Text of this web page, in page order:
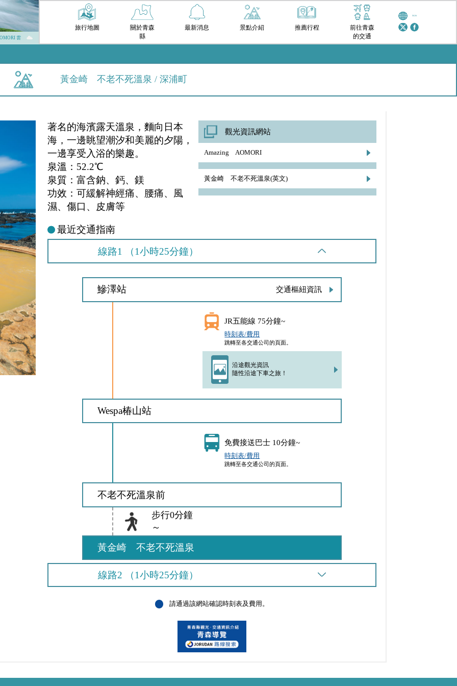
雲
旅行地圖
關於青森
縣
最新消息 景點介紹 推薦行程
前往青森
的交通
TCN
黃金崎 不老不死溫泉 / 深浦町
著名的海濱露天溫泉，麵向日本
海，一邊眺望潮汐和美麗的夕陽，
一邊享受入浴的樂趣。
泉溫：52.2℃
泉質：富含鈉、鈣、鎂
功效：可緩解神經痛、腰痛、風
濕、傷口、皮膚等
觀光資訊網站
Amazing AOMORI
黃金崎 不老不死溫泉(英文)
最近交通指南
線路1 （1小時25分鐘）
鰺澤站 交通樞紐資訊
JR五能線 75分鐘~
時刻表/費用
跳轉至各交通公司的頁面。
沿途觀光資訊
隨性沿途下車之旅！
Wespa椿山站
免費接送巴士 10分鐘~
時刻表/費用
跳轉至各交通公司的頁面。
不老不死溫泉前
步行0分鐘
～
黃金崎 不老不死溫泉
線路2 （1小時25分鐘）
請通過該網站確認時刻表及費用。